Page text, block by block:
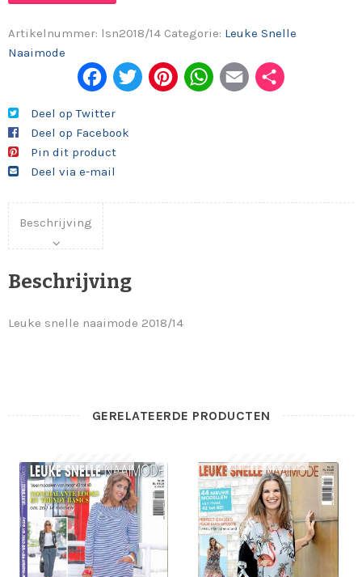
Artikelnummer: lsn2018/14 Categorie: Leuke Snelle
Naaimode
Fac
ebo
ok
Twi
Pint
Wh
Em
Deel op Twitter
Deel op Facebook
Pin dit product
Deel via e-mail
Beschrijving
Beschrijving
Leuke snelle naaimode 2018/14
GERELATEERDE PRODUCTEN